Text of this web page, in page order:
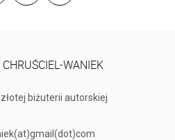
WANIEK
biżuterii autorskiej